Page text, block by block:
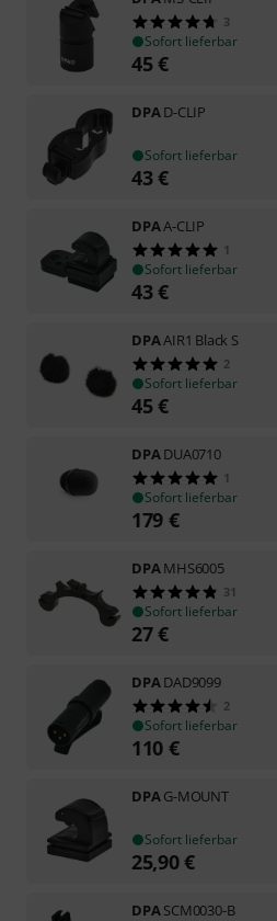
3
Sofort lieferbar
45€
DPAD-CLIP
Sofort lieferbar
43€
DPAA-CLIP
1
Sofort lieferbar
43€
DPAAIR1 Black S
2
Sofort lieferbar
45€
DPADUA0710
1
Sofort lieferbar
179 €
DPAMHS6005
31
Sofort lieferbar
27€
DPADAD9099
2
Sofort lieferbar
110 €
DPAG-MOUNT
Sofort lieferbar
25,90€
DPASCM0030-B